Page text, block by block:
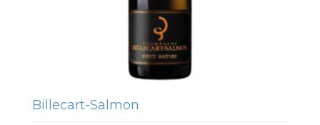
Billecart-Salmon